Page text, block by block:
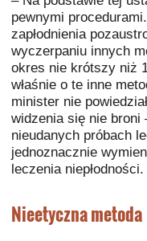
pewnymi
zapłodnienia
wyczerpaniu innych
okres nie krótszy niż
właśnie o te inne
minister nie
widzenia się nie
nieudanych próbach
jednoznacznie
leczenia niepłodności.
Nieetyczna metoda